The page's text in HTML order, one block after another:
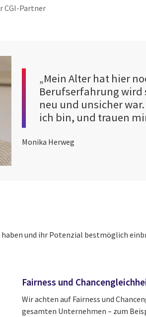
CGI-Partner
„Mein Alter hat hier
Berufserfahrung wird
neu und unsicher
ich bin, und trauen
Monika Herweg
haben und ihr Potenzial bestmöglich
Fairness und
Wir achten auf Fairness und
gesamten Unternehmen – zum